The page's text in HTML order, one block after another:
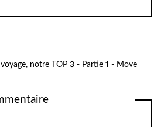
voyage, notre TOP 3 - Partie 1 - Move